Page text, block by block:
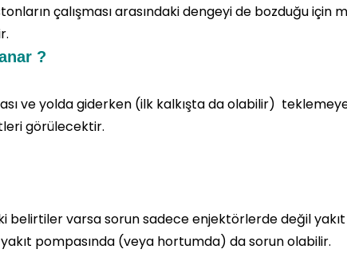
çalışması arasındaki dengeyi de bozduğu için
?
ve yolda giderken (ilk kalkışta da olabilir)
görülecektir.
belirtiler varsa sorun sadece enjektörlerde değil yakıt
pompasında (veya hortumda) da sorun olabilir.